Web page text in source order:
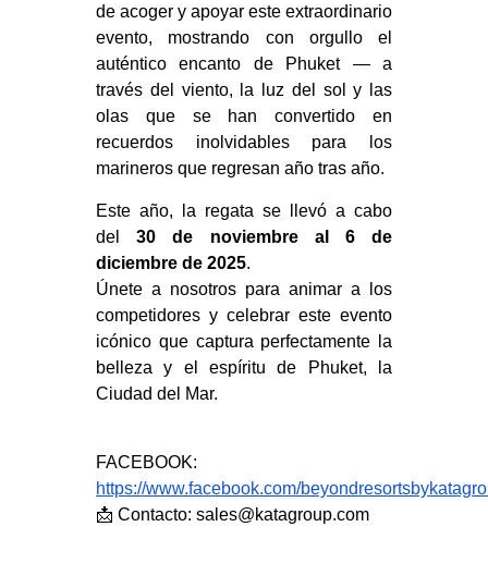
de acoger y apoyar este extraordinario
evento, mostrando con orgullo el
auténtico encanto de Phuket — a
través del viento, la luz del sol y las
olas que se han convertido en
recuerdos inolvidables para los
marineros que regresan año tras año.
Este año, la regata se llevó a cabo
del30 de noviembre al 6 de
diciembre de 2025.
Únete a nosotros para animar a los
competidores y celebrar este evento
icónico que captura perfectamente la
belleza y el espíritu de Phuket, la
Ciudad del Mar.
FACEBOOK:
https://www.facebook.com/
📩 Contacto: sales@katagroup.com